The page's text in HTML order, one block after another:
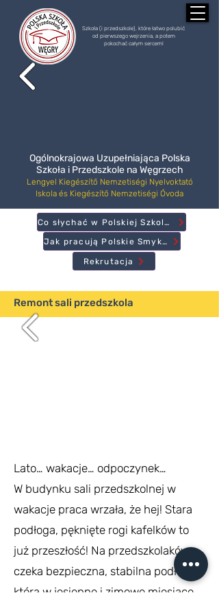
Szkoła (i przedszkole), które łatwo polubić
od pierwszego wejrzenia, a potem
pokochać całym sercem!
Ogólnokrajowa Uzupełniająca Polska
Szkoła i Przedszkole na Węgrzech
Lengyel Kiegészítő Nemzetiségi Nyelvoktató
Iskola és Kiegészítő Nemzetiségi Óvoda
Rekrutacja
Jak pracują Polskie Smyki?
Co słychać w Polskiej Szkole?
Remont sali przedszkola
Lato… wakacje… odpoczynek…
W budynku sali przedszkolnej w
wakacje praca wrzała, że hej! Stara
podłoga, pęknięte rogi kafelków to
już przeszłość! Na przedszkolaków
czeka bezpieczna, stabilna podłoga,
która w jesienne i zimowe miesiące